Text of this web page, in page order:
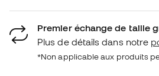
Premier échange de taille
Plus de détails dans notre
*Non applicable aux produits